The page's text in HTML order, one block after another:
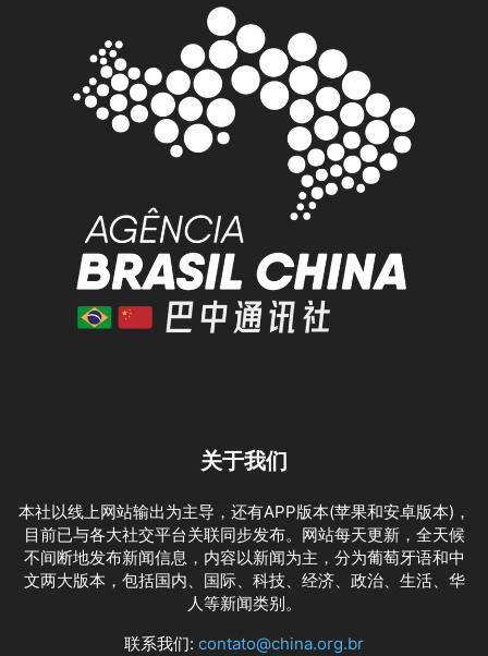
关于我们
本社以线上网站输出为主导，还有APP版本(苹果和安卓版本)，
目前已与各大社交平台关联同步发布。网站每天更新，全天候
不间断地发布新闻信息，内容以新闻为主，分为葡萄牙语和中
文两大版本，包括国内、国际、科技、经济、政治、生活、华
人等新闻类别。
联系我们: contato@china.org.br